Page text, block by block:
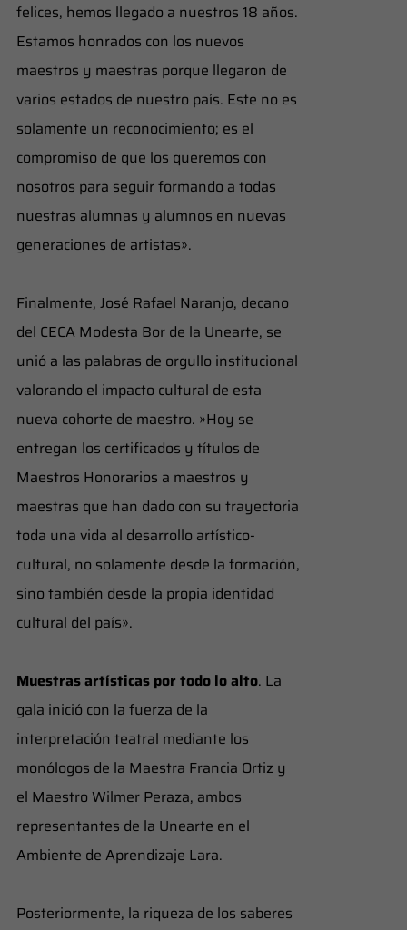
felices, hemos llegado a nuestros 18 años.
Estamos honrados con los nuevos
maestros y maestras porque llegaron de
varios estados de nuestro país. Este no es
solamente un reconocimiento; es el
compromiso de que los queremos con
nosotros para seguir formando a todas
nuestras alumnas y alumnos en nuevas
generaciones de artistas».
​Finalmente, José Rafael Naranjo, decano
del CECA Modesta Bor de la Unearte, se
unió a las palabras de orgullo institucional
valorando el impacto cultural de esta
nueva cohorte de maestro. ​»Hoy se
entregan los certificados y títulos de
Maestros Honorarios a maestros y
maestras que han dado con su trayectoria
toda una vida al desarrollo artístico-
cultural, no solamente desde la formación,
sino también desde la propia identidad
cultural del país».
Muestras artísticas por todo lo alto. La
gala inició con la fuerza de la
interpretación teatral mediante los
monólogos de la Maestra Francia Ortiz y
el Maestro Wilmer Peraza, ambos
representantes de la Unearte en el
Ambiente de Aprendizaje Lara.
​Posteriormente, la riqueza de los saberes